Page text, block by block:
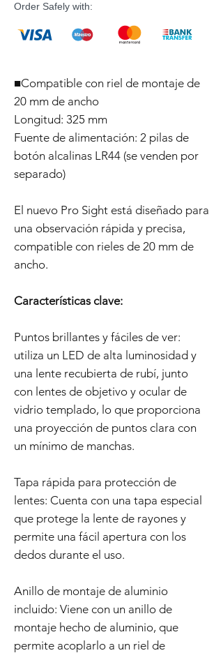
Order Safely with:
■Compatible con riel de montaje de
20 mm de ancho
Longitud: 325 mm
Fuente de alimentación: 2 pilas de
botón alcalinas LR44 (se venden por
separado)
El nuevo Pro Sight está diseñado para
una observación rápida y precisa,
compatible con rieles de 20 mm de
ancho.
Características clave:
Puntos brillantes y fáciles de ver:
utiliza un LED de alta luminosidad y
una lente recubierta de rubí, junto
con lentes de objetivo y ocular de
vidrio templado, lo que proporciona
una proyección de puntos clara con
un mínimo de manchas.
Tapa rápida para protección de
lentes: Cuenta con una tapa especial
que protege la lente de rayones y
permite una fácil apertura con los
dedos durante el uso.
Anillo de montaje de aluminio
incluido: Viene con un anillo de
montaje hecho de aluminio, que
permite acoplarlo a un riel de